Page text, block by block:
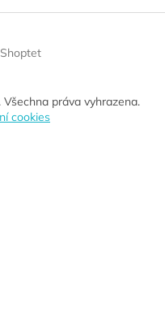
. Všechna práva vyhrazena.
cookies